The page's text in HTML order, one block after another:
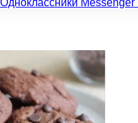
Одноклассники Messenger